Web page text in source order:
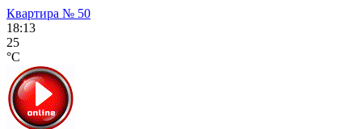
Квартира № 50
18:13
25
°C